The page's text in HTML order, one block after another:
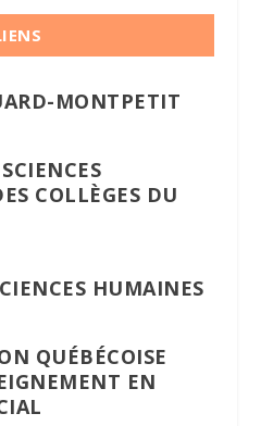
MONTPETIT
COLLÈGES DU
HUMAINES
QUÉBÉCOISE
EN